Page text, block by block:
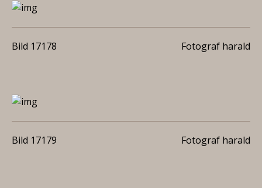
Bild 17178 Fotograf harald
Bild 17179 Fotograf harald